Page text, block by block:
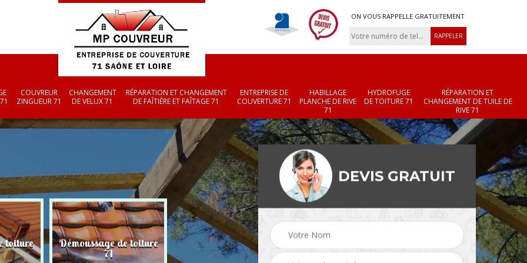
ON VOUS RAPPELLE GRATUITEMENT
COUVREUR
ZINGUEUR 71
CHANGEMENT
DE VELUX 71
RÉPARATION ET CHANGEMENT
DE FAÎTIÈRE ET FAÎTAGE 71
ENTREPRISE DE
COUVERTURE 71
HABILLAGE
PLANCHE DE RIVE
71
HYDROFUGE
DE TOITURE 71
RÉPARATION ET
CHANGEMENT DE TUILE DE
RIVE 71
toiture Démoussage de toiture
71 Couvreur zingueur 71 Changement de velux
71
Réparation et
changement de
et faîtage 71
DEVIS GRATUIT